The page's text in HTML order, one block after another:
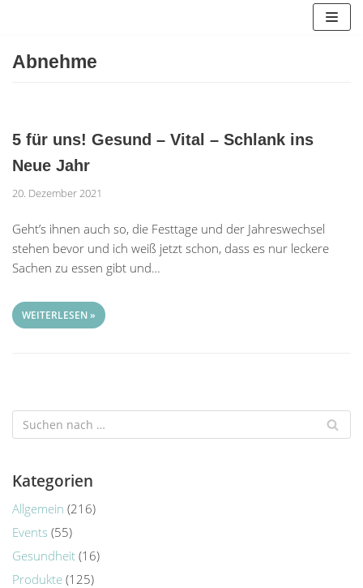
springen
Abnehme
5 für uns! Gesund – Vital – Schlank ins
Neue Jahr
20. Dezember 2021
Geht’s ihnen auch so, die Festtage und der Jahreswechsel
stehen bevor und ich weiß jetzt schon, dass es nur leckere
Sachen zu essen gibt und…
WEITERLESEN »
Kategorien
Allgemein (216)
Events (55)
Gesundheit (16)
Produkte (125)